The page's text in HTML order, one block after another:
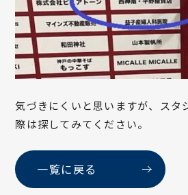
気づきにくいと思いますが、スタ
際は探してみてください。
一覧に戻る